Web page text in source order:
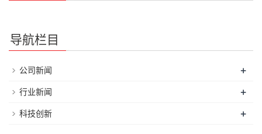
导航栏目
公司新闻 +
行业新闻 +
科技创新 +